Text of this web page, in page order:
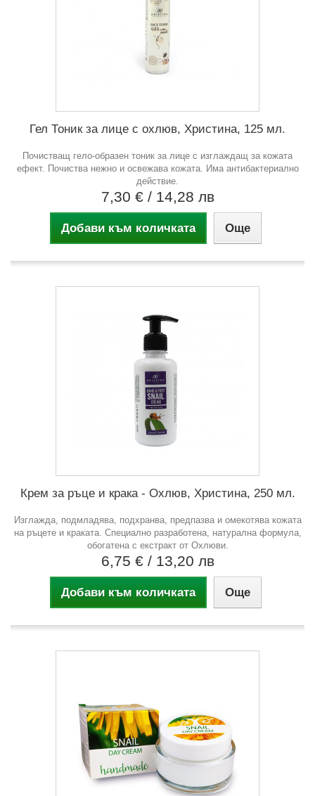
Гел Тоник за лице с охлюв, Христина, 125 мл.
Почистващ гело-образен тоник за лице с изглаждащ за кожата
ефект. Почиства нежно и освежава кожата. Има антибактериално
действие.
7,30 € / 14,28 лв
Добави към количката Още
Крем за ръце и крака - Охлюв, Христина, 250 мл.
Изглажда, подмладява, подхранва, предпазва и омекотява кожата
на ръцете и краката. Специално разработена, натурална формула,
обогатена с екстракт от Охлюви.
6,75 € / 13,20 лв
Добави към количката Още